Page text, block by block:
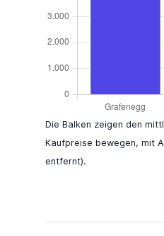
Die Balken zeigen den
Kaufpreise bewegen, mit
entfernt).